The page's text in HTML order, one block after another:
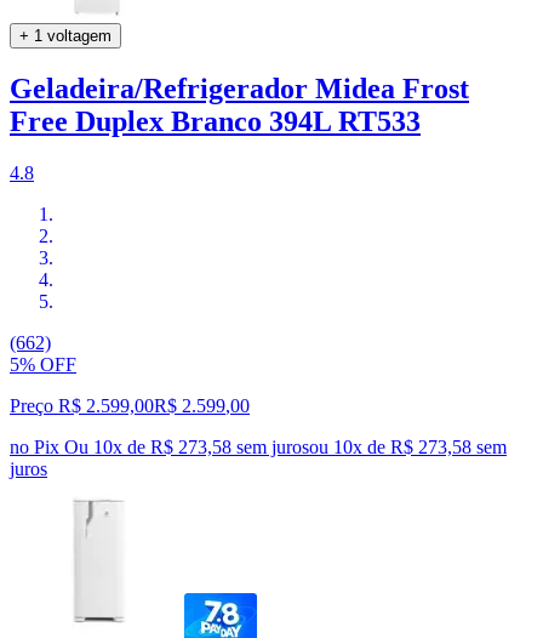
+ 1 voltagem
Geladeira/Refrigerador Midea Frost
Free Duplex Branco 394L RT533
4.8
(662)
5% OFF
Preço R$ 2.599,00R$ 2.599,00
no Pix Ou 10x de R$ 273,58 sem jurosou 10x de R$ 273,58 sem
juros